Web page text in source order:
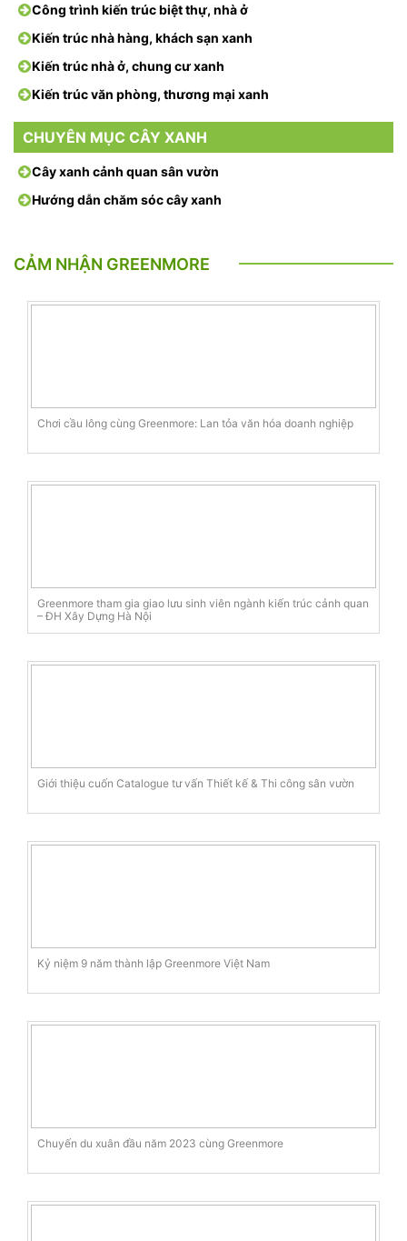
Công trình kiến trúc biệt thự, nhà ở
Kiến trúc nhà hàng, khách sạn xanh
Kiến trúc nhà ở, chung cư xanh
Kiến trúc văn phòng, thương mại xanh
CHUYÊN MỤC CÂY XANH
Cây xanh cảnh quan sân vườn
Hướng dẫn chăm sóc cây xanh
CẢM NHẬN GREENMORE
Chơi cầu lông cùng Greenmore: Lan tỏa văn hóa doanh nghiệp
Greenmore tham gia giao lưu sinh viên ngành kiến trúc cảnh quan
– ĐH Xây Dựng Hà Nội
Giới thiệu cuốn Catalogue tư vấn Thiết kế & Thi công sân vườn
Kỷ niệm 9 năm thành lập Greenmore Việt Nam
Chuyến du xuân đầu năm 2023 cùng Greenmore